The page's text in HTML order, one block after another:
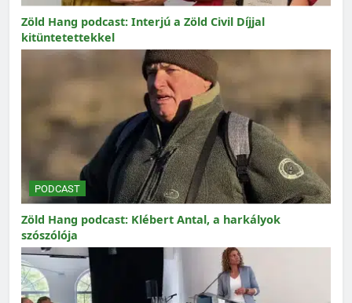
Zöld Hang podcast: Interjú a Zöld Civil Díjjal
kitüntetettekkel
PODCAST
Zöld Hang podcast: Klébert Antal, a harkályok
szószólója